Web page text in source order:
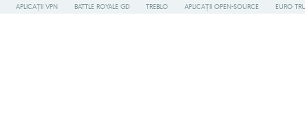
APLICAȚII VPN BATTLE ROYALE GD TREBLO APLICAȚII OPEN-SOURCE EURO